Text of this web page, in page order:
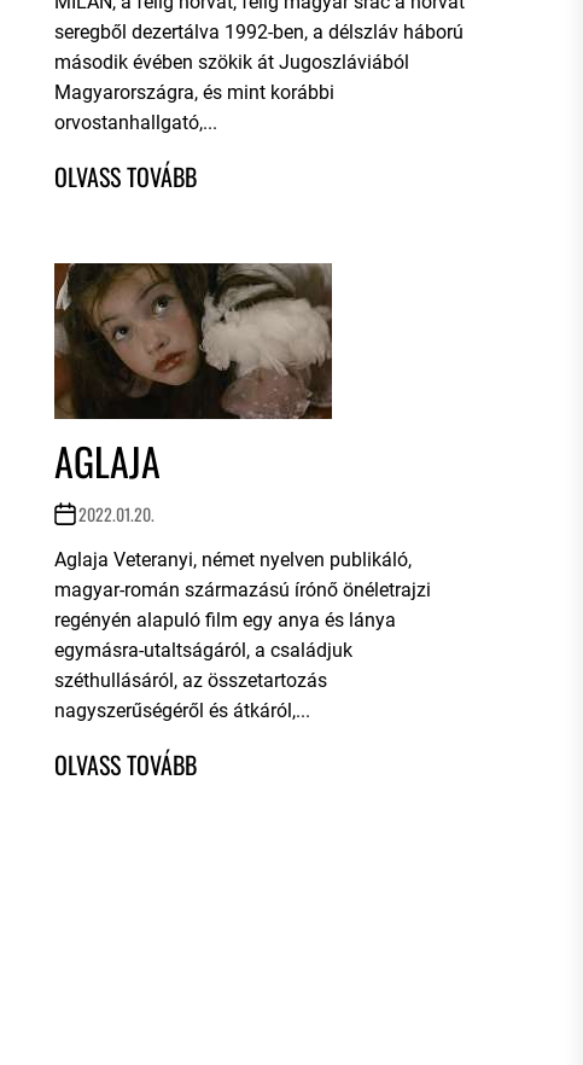
seregből dezertálva 1992-ben, a délszláv háború
második évében szökik át Jugoszláviából
Magyarországra, és mint korábbi
orvostanhallgató,...
AGLAJA
2022.01.20.
Aglaja Veteranyi, német nyelven publikáló,
magyar-román származású írónő önéletrajzi
regényén alapuló film egy anya és lánya
egymásra-utaltságáról, a családjuk
széthullásáról, az összetartozás
nagyszerűségéről és átkáról,...